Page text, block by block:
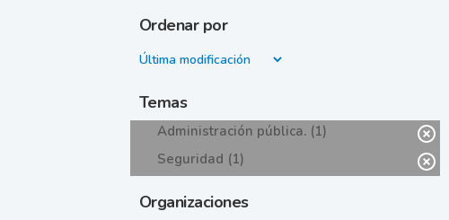
Ordenar por
Temas
Administración pública. (1)
Seguridad (1)
Organizaciones